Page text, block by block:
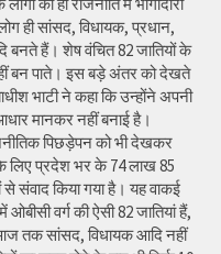
ही सांसद, विधायक, प्रधान,
बनते हैं। शेष वंचित 82 जातियों के
बन पाते। इस बड़े अंतर को देखते
भाटी ने कहा कि उन्होंने अपनी
मानकर नहीं बनाई है।
पिछड़ेपन को भी देखकर
लिए प्रदेश भर के 74 लाख 85
से संवाद किया गया है। यह वाकई
वर्ग की ऐसी 82 जातियां हैं,
तक सांसद, विधायक आदि नहीं